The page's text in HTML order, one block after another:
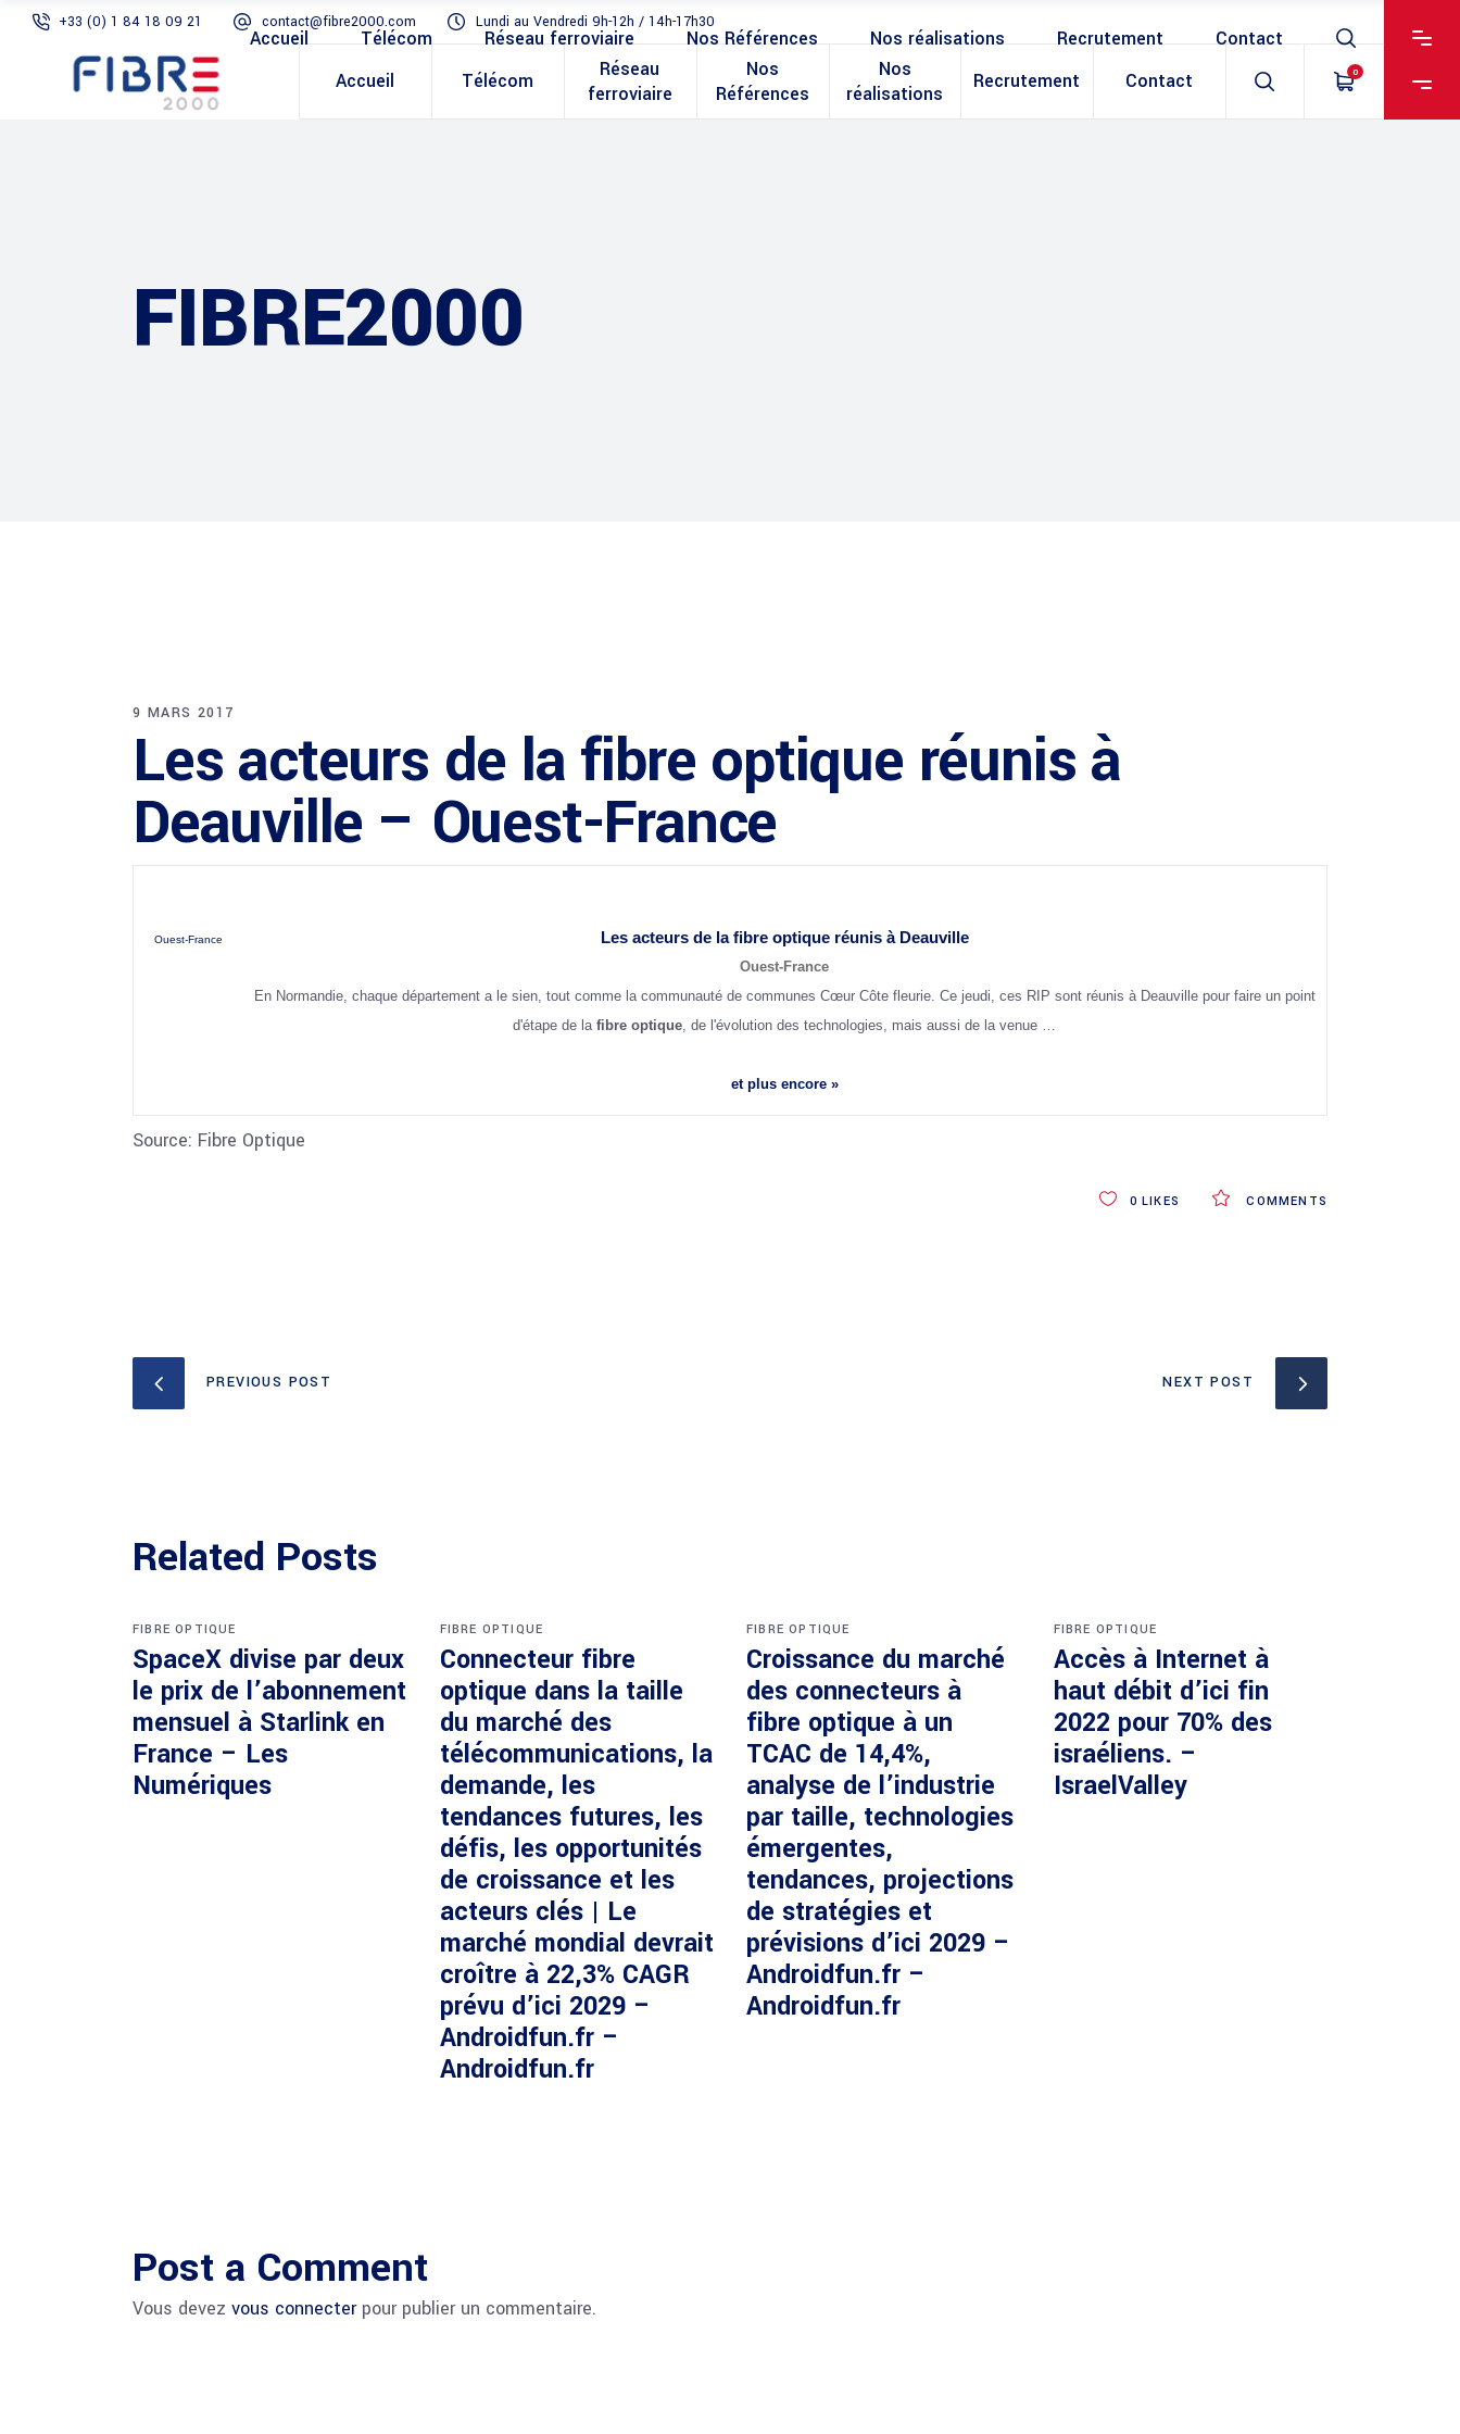
+33 (0) 1 84 18 09 21 contact@fibre2000.com Lundi au Vendredi 9h-12h / 14h-17h30
Accueil Télécom
Réseau
ferroviaire
Nos
Références
Nos
réalisations
Recrutement Contact 0
Accueil Télécom Réseau ferroviaire Nos Références Nos réalisations Recrutement Contact
FIBRE2000
9 MARS 2017
Les acteurs de la fibre optique réunis à
Deauville – Ouest-France
Ouest-France Les acteurs de lafibre optiqueréunis à Deauville
Ouest-France
En Normandie, chaque département a le sien, tout comme la communauté de communes Cœur Côte fleurie. Ce jeudi, ces RIP sont réunis à Deauville pour faire un point
d'étape de la fibre optique, de l'évolution des technologies, mais aussi de la venue …
et plus encore »
Source: Fibre Optique
COMMENTS
0 LIKES
PREVIOUS POST NEXT POST
Related Posts
FIBRE OPTIQUE
SpaceX divise par deux
le prix de l’abonnement
mensuel à Starlink en
France – Les
Numériques
FIBRE OPTIQUE
Connecteur fibre
optique dans la taille
du marché des
télécommunications, la
demande, les
tendances futures, les
défis, les opportunités
de croissance et les
acteurs clés | Le
marché mondial devrait
croître à 22,3% CAGR
prévu d’ici 2029 –
Androidfun.fr –
Androidfun.fr
FIBRE OPTIQUE
Croissance du marché
des connecteurs à
fibre optique à un
TCAC de 14,4%,
analyse de l’industrie
par taille, technologies
émergentes,
tendances, projections
de stratégies et
prévisions d’ici 2029 –
Androidfun.fr –
Androidfun.fr
FIBRE OPTIQUE
Accès à Internet à
haut débit d’ici fin
2022 pour 70% des
israéliens. –
IsraelValley
Post a Comment
Vous devez vous connecterpour publier un commentaire.